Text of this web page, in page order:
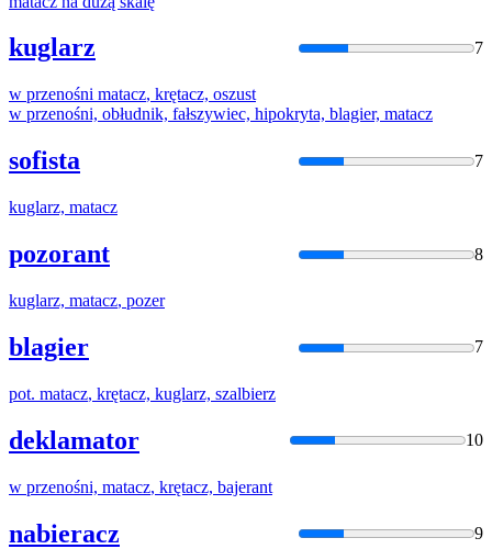
kuglarz 7
w przenośni matacz, krętacz, oszust
w przenośni, obłudnik, fałszywiec, hipokryta, blagier, matacz
sofista 7
kuglarz, matacz
pozorant 8
kuglarz, matacz, pozer
blagier 7
pot. matacz, krętacz, kuglarz, szalbierz
deklamator 10
w przenośni, matacz, krętacz, bajerant
nabieracz 9